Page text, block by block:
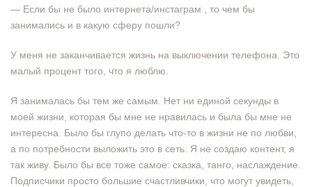
— Если бы не было интернета/инстаграм , то чем бы
занимались и в какую сферу пошли?
У меня не заканчивается жизнь на выключении телефона. Это
малый процент того, что я люблю.
Я занималась бы тем же самым. Нет ни единой секунды в
моей жизни, которая бы мне не нравилась и была бы мне не
интересна. Было бы глупо делать что-то в жизни не по любви,
а по потребности выложить это в сеть. Я не создаю контент, я
так живу. Было бы все тоже самое: сказка, танго, наслаждение.
Подписчики просто большие счастливчики, что могут увидеть,